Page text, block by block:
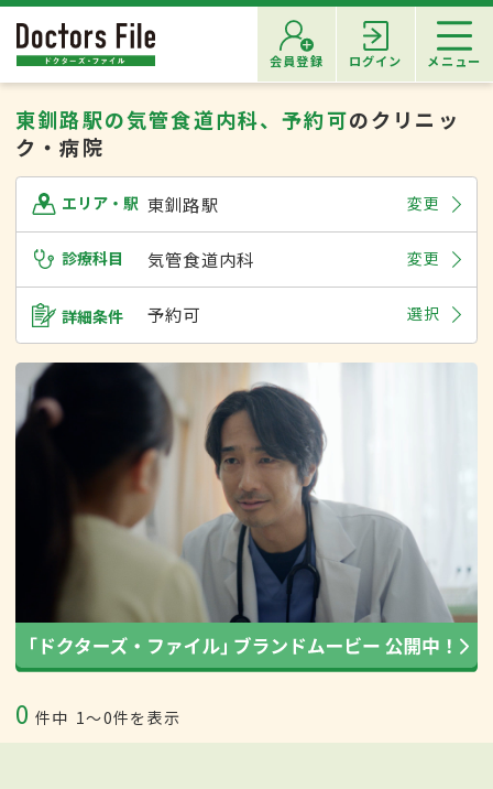
会員登録 ログイン メニュー
東釧路駅の気管食道内科、予約可のクリニッ
ク・病院
エリア・駅 東釧路駅 変更
診療科目 気管食道内科 変更
詳細条件 予約可 選択
0 件中 1〜0件を表示